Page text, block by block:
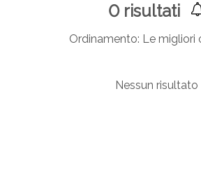
0risultati
Ordinamento: Le migliori
Nessun risultato